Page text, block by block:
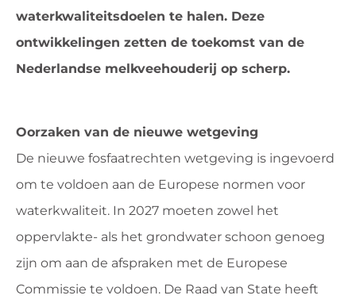
waterkwaliteitsdoelen te halen. Deze
ontwikkelingen zetten de toekomst van de
Nederlandse melkveehouderij op scherp.
Oorzaken van de nieuwe wetgeving
De nieuwe fosfaatrechten wetgeving is ingevoerd
om te voldoen aan de Europese normen voor
waterkwaliteit. In 2027 moeten zowel het
oppervlakte- als het grondwater schoon genoeg
zijn om aan de afspraken met de Europese
Commissie te voldoen. De Raad van State heeft